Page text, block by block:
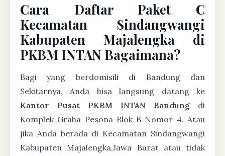
Cara Daftar Paket C
Kecamatan Sindangwangi
Kabupaten Majalengka di
PKBM INTAN Bagaimana?
Bagi yang berdomisili di Bandung dan
Sekitarnya, Anda bisa langsung datang ke
Kantor Pusat PKBM INTAN Bandung di
Komplek Graha Pesona Blok B Nomor 4. Atau
jika Anda berada di Kecamatan Sindangwangi
Kabupaten Majalengka,Jawa Barat atau tidak